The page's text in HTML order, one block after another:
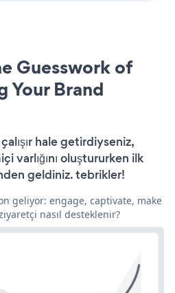
Guesswork of
Your Brand
hale getirdiyseniz,
varlığını oluştururken ilk
geldiniz. tebrikler!
geliyor: engage, captivate, make
nasıl desteklenir?